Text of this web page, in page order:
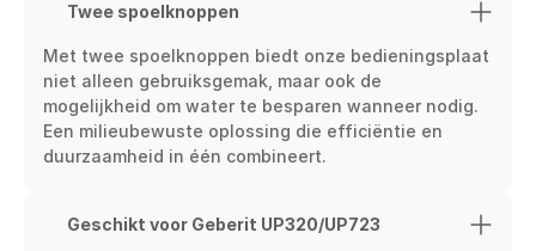
Twee spoelknoppen
Met twee spoelknoppen biedt onze bedieningsplaat
niet alleen gebruiksgemak, maar ook de
mogelijkheid om water te besparen wanneer nodig.
Een milieubewuste oplossing die efficiëntie en
duurzaamheid in één combineert.
Geschikt voor Geberit UP320/UP723